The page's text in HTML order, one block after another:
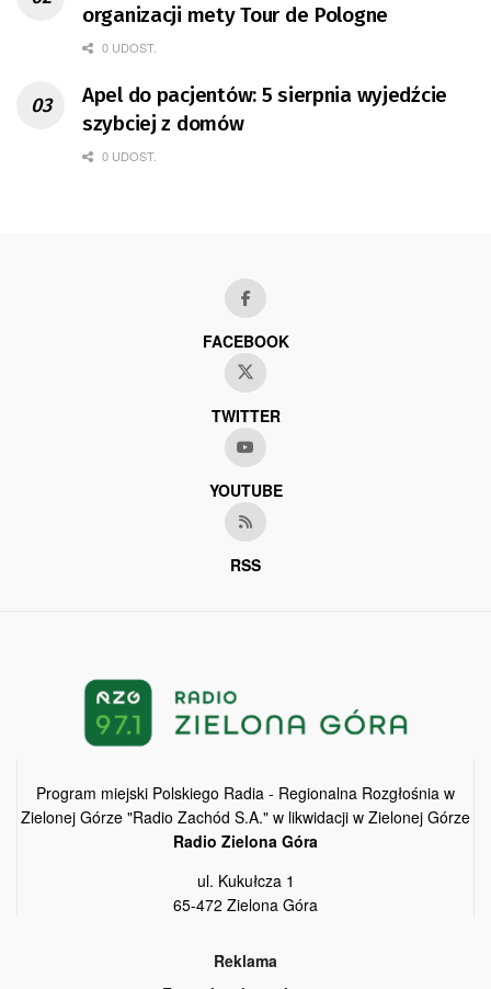
organizacji mety Tour de Pologne
0 UDOST.
Apel do pacjentów: 5 sierpnia wyjedźcie
szybciej z domów
0 UDOST.
FACEBOOK
TWITTER
YOUTUBE
RSS
Program miejski Polskiego Radia - Regionalna Rozgłośnia w
Zielonej Górze "Radio Zachód S.A." w likwidacji w Zielonej Górze
Radio Zielona Góra
ul. Kukułcza 1
65-472 Zielona Góra
Reklama